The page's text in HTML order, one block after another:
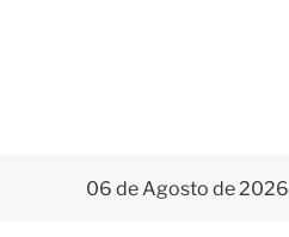
06 de Agosto de 2026